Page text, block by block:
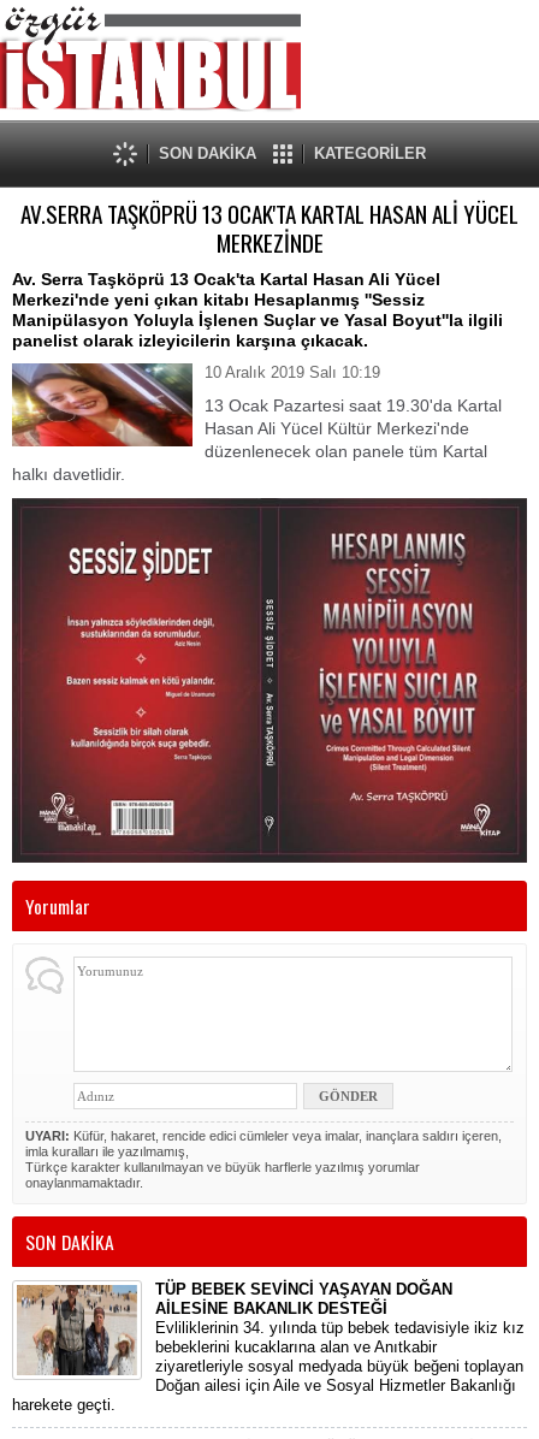
SON DAKİKA KATEGORİLER
AV.SERRA TAŞKÖPRÜ 13 OCAK'TA KARTAL HASAN ALİ YÜCEL
MERKEZİNDE
Av. Serra Taşköprü 13 Ocak'ta Kartal Hasan Ali Yücel
Merkezi'nde yeni çıkan kitabı Hesaplanmış ''Sessiz
Manipülasyon Yoluyla İşlenen Suçlar ve Yasal Boyut''la ilgili
panelist olarak izleyicilerin karşına çıkacak.
10 Aralık 2019 Salı 10:19
13 Ocak Pazartesi saat 19.30'da Kartal
Hasan Ali Yücel Kültür Merkezi'nde
düzenlenecek olan panele tüm Kartal
halkı davetlidir.
Yorumlar
UYARI: Küfür, hakaret, rencide edici cümleler veya imalar, inançlara saldırı içeren,
imla kuralları ile yazılmamış,
Türkçe karakter kullanılmayan ve büyük harflerle yazılmış yorumlar
onaylanmamaktadır.
SON DAKİKA
TÜP BEBEK SEVİNCİ YAŞAYAN DOĞAN
AİLESİNE BAKANLIK DESTEĞİ
​Evliliklerinin 34. yılında tüp bebek tedavisiyle ikiz kız
bebeklerini kucaklarına alan ve Anıtkabir
ziyaretleriyle sosyal medyada büyük beğeni toplayan
Doğan ailesi için Aile ve Sosyal Hizmetler Bakanlığı
harekete geçti.